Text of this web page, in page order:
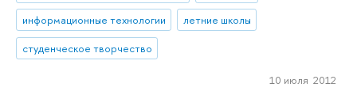
информационные технологии
летние школы
студенческое творчество
10 июля 2012